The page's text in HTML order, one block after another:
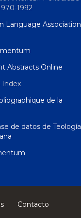
1992
Language Association
Abstracts Online
Index
de la
de datos de Teología
Contacto